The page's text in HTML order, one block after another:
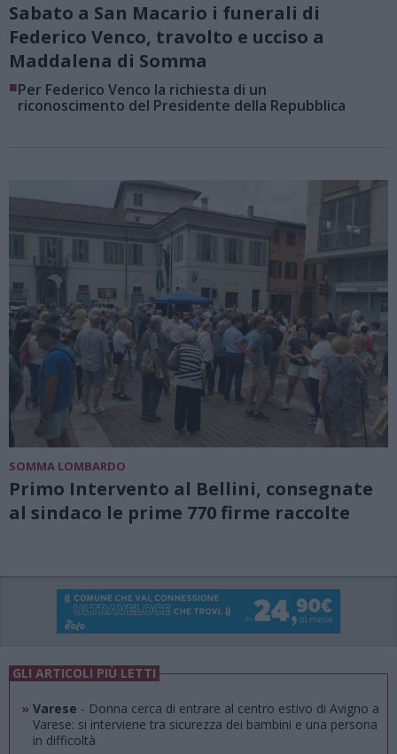
Sabato a San Macario i funerali di
Federico Venco, travolto e ucciso a
Maddalena di Somma
■Per Federico Venco la richiesta di un
riconoscimento del Presidente della Repubblica
SOMMA LOMBARDO
Primo Intervento al Bellini, consegnate
al sindaco le prime 770 firme raccolte
GLI ARTICOLI PIÙ LETTI
» Varese - Donna cerca di entrare al centro estivo di Avigno a
Varese: si interviene tra sicurezza dei bambini e una persona
in difficoltà